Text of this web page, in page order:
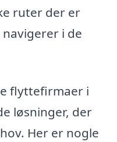
ruter der er
i de
flyttefirmaer i
løsninger, der
Her er nogle